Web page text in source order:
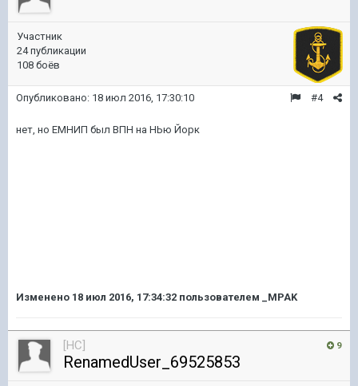
Участник
24 публикации
108 боёв
#4
Опубликовано: 18 июл 2016, 17:30:10
нет, но ЕМНИП был ВПН на НЬю Йорк
Изменено 18 июл 2016, 17:34:32 пользователем _MPAK
9
[HC]
RenamedUser_69525853